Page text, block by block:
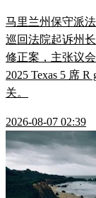
马里兰州保守派法
巡回法院起诉州
修正案，主张议
2025 Texas 5 席
关。
2026-08-07 02:39